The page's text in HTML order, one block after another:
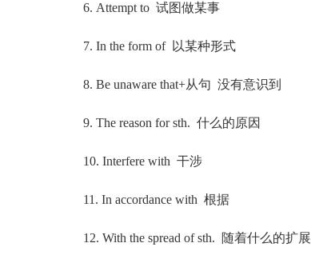
6. Attempt to 试图做某事
7. In the form of 以某种形式
8. Be unaware that+从句 没有意识到
9. The reason for sth. 什么的原因
10. Interfere with 干涉
11. In accordance with 根据
12. With the spread of sth. 随着什么的扩展